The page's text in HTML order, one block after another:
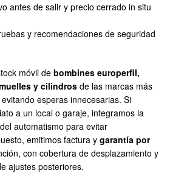
antes de salir y precio cerrado in situ
y recomendaciones de seguridad
móvil de bombines europerfil,
y cilindros de las marcas más
esperas innecesarias. Si
a un local o garaje, integramos la
automatismo para evitar
emitimos factura y garantía por
con cobertura de desplazamiento y
ajustes posteriores.